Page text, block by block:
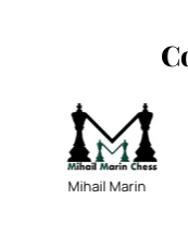
Mihail Marin